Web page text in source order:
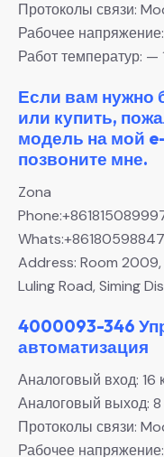
Протоколы связи:
Рабочее
Работ температур: —
Если вам нужно
или купить,
модель на мой
позвоните мне.
Zona
Address: Room
Luling Road, Siming
4000093-346
автоматизация
Аналоговый вход: 16
Аналоговый выход: 8
Протоколы связи:
Рабочее